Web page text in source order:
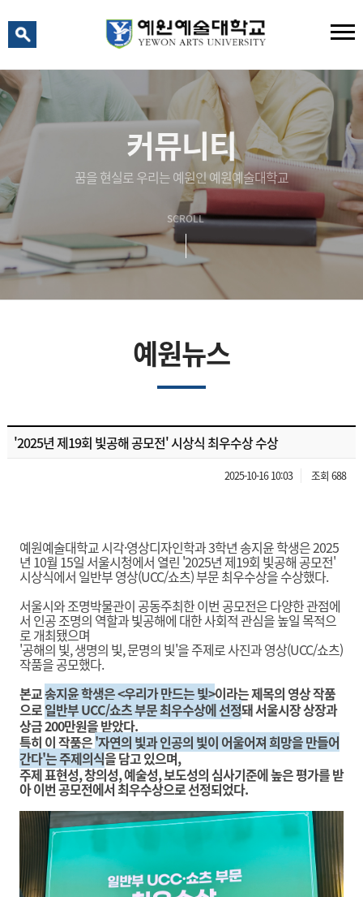
커뮤니티
꿈을 현실로 우리는 예원인 예원예술대학교
SCROLL
예원뉴스
'2025년 제19회 빛공해 공모전' 시상식 최우수상 수상
2025-10-16 10:03 조회 688
예원예술대학교 시각·영상디자인학과 3학년 송지윤 학생은 2025
년 10월 15일 서울시청에서 열린 '2025년 제19회 빛공해 공모전'
시상식에서 일반부 영상(UCC/쇼츠) 부문 최우수상을 수상했다.
서울시와 조명박물관이 공동주최한 이번 공모전은 다양한 관점에
서 인공 조명의 역할과 빛공해에 대한 사회적 관심을 높일 목적으
로 개최됐으며
'공해의 빛, 생명의 빛, 문명의 빛'을 주제로 사진과 영상(UCC/쇼츠)
작품을 공모했다.
본교송지윤 학생은 <우리가 만드는 빛>이라는 제목의 영상 작품
으로일반부 UCC/쇼츠 부문 최우수상에 선정돼 서울시장 상장과
상금 200만원을 받았다.
특히 이 작품은'자연의 빛과 인공의 빛이 어울어져 희망을 만들어
간다'는 주제의식을 담고 있으며,
주제 표현성, 창의성, 예술성, 보도성의 심사기준에 높은 평가를 받
아 이번 공모전에서 최우수상으로 선정되었다.
예원 AI